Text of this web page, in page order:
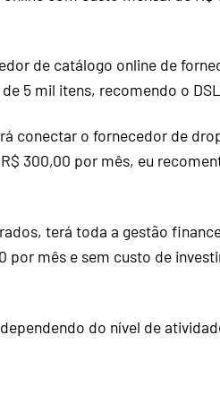
de catálogo online de
5 mil itens, recomendo o
conectar o fornecedor de
300,00 por mês, eu
terá toda a gestão
por mês e sem custo de
do nível de